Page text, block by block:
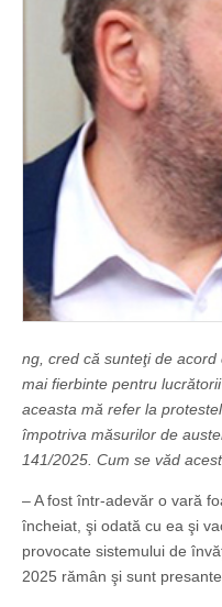
ng, cred că sunteţi de
mai fierbinte pentru
aceasta mă refer la
împotriva măsurilor de
141/2025. Cum se văd
– A fost într-adevăr o vară
încheiat, şi odată cu ea şi
provocate sistemului de
2025 rămân şi sunt